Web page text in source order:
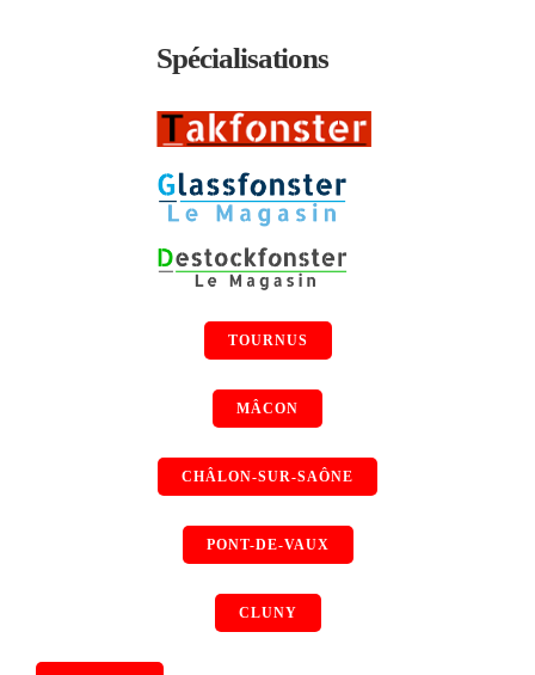
Spécialisations
TOURNUS
MÂCON
CHÂLON-SUR-SAÔNE
PONT-DE-VAUX
CLUNY